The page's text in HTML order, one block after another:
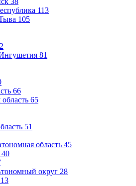
113
105
2
81
66
65
51
область 45
40
округ 28
13